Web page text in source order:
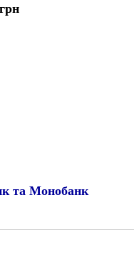
та Монобанк